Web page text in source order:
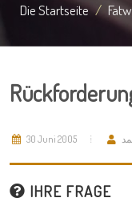
Die Startseite
30 Juni 2005
IHRE FRAGE